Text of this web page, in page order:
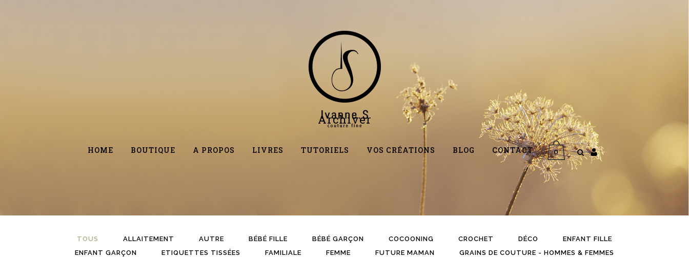
HOME BOUTIQUE A PROPOS LIVRES TUTORIELS VOS CRÉATIONS BLOG CONTACT 0
Archiver
TOUS ALLAITEMENT AUTRE BÉBÉ FILLE BÉBÉ GARÇON COCOONING CROCHET DÉCO
ENFANT FILLE
ENFANT GARÇON
ETIQUETTES TISSÉES FAMILIALE FEMME FUTURE MAMAN
GRAINS DE COUTURE - HOMMES & FEMMES